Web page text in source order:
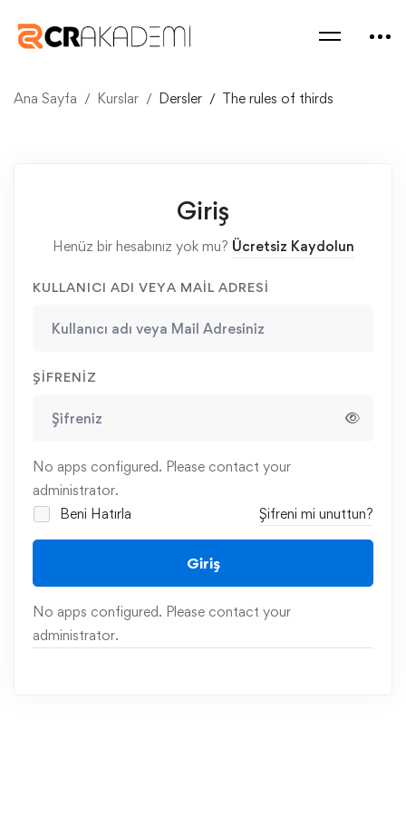
Ana Sayfa Kurslar Dersler The rules of thirds
Giriş
Henüz bir hesabınız yok mu? Ücretsiz Kaydolun
KULLANICI ADI VEYA MAIL ADRESI
ŞIFRENIZ
No apps configured. Please contact your
administrator.
Beni Hatırla
Şifreni mi unuttun?
Giriş
No apps configured. Please contact your
administrator.